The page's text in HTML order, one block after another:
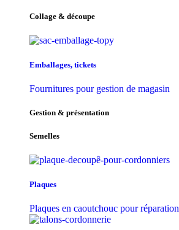
Collage & découpe
Emballages, tickets
Fournitures pour gestion de magasin
Gestion & présentation
Semelles
Plaques
Plaques en caoutchouc pour réparation